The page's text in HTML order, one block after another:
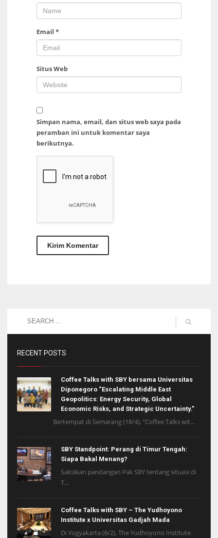
Email *
Situs Web
Simpan nama, email, dan situs web saya pada
peramban ini untuk komentar saya
berikutnya.
RECENT POSTS
Coffee Talks with SBY bersama Universitas
Diponegoro “Escalating Middle East
Geopolitics: Energy Security, Global
Economic Risks, and Strategic Uncertainty.”
Bertempat di Semarang (18/4), “Coffee Talks wit...
SBY Standpoint: Perang di Timur Tengah:
Siapa Bakal Menang?
Saksikan pandangan Pak SBY tentang situasi di
T...
Coffee Talks with SBY – The Yudhoyono
Institute x Universitas Gadjah Mada
Di Yogyakarta (6/2), The Yudhoyono Institute